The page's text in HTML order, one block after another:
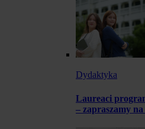
Dydaktyka
Laureaci
– zapraszamy